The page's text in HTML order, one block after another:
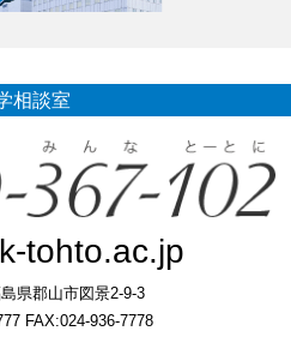
相談室
tohto.ac.jp
県郡山市図景2-9-3
FAX:024-936-7778